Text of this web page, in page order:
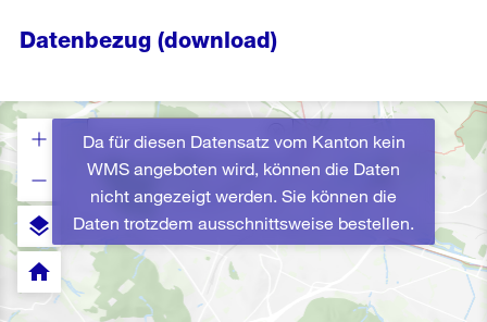
Datenbezug (download)
Da für diesen Datensatz vom Kanton kein
WMS angeboten wird, können die Daten
nicht angezeigt werden. Sie können die
Daten trotzdem ausschnittsweise bestellen.
layers
home